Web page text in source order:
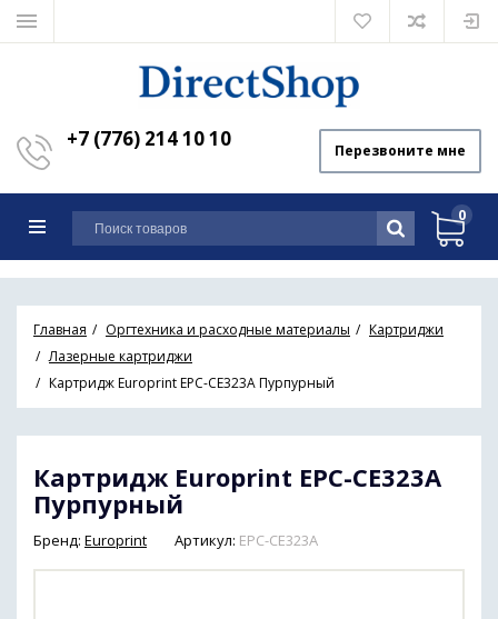
+7 (776) 214 10 10 Перезвоните мне
0
Главная Оргтехника и расходные материалы
Картриджи
Лазерные картриджи
Картридж Europrint EPC-CE323A Пурпурный
Картридж Europrint EPC-CE323A
Пурпурный
Бренд: Europrint Артикул: EPC-CE323A